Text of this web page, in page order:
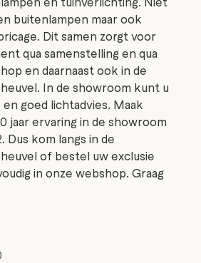
buitenlampen maar ook
Dit samen zorgt voor
qua samenstelling en qua
en daarnaast ook in de
In de showroom kunt u
goed lichtadvies. Maak
jaar ervaring in de showroom
Dus kom langs in de
of bestel uw exclusie
in onze webshop. Graag